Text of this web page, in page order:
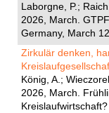
Laborgne, P.;
2026, March.
Germany, March
Zirkulär denken,
König, A.;
2026, March.